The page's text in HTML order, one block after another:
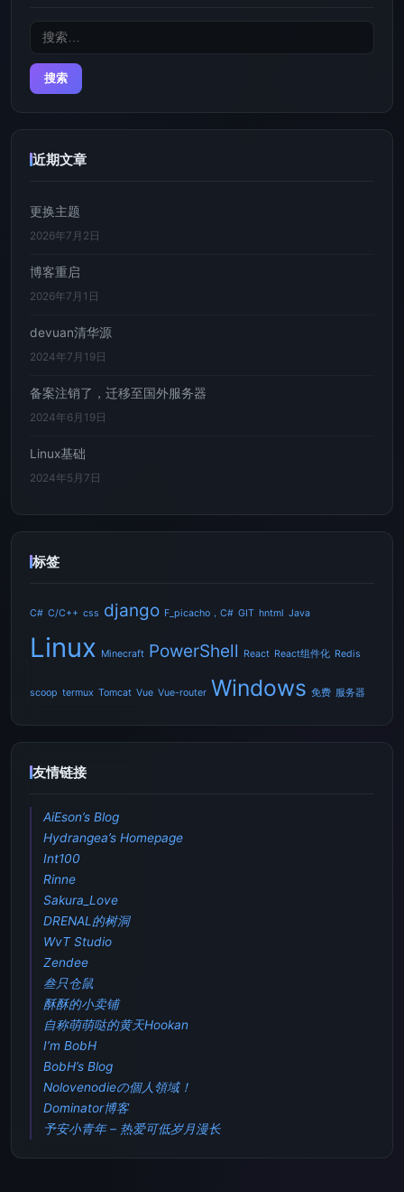
搜
近期文章
更换主题
2026年7月2日
博客重启
2026年7月1日
devuan清华源
2024年7月19日
备案注销了，迁移至国外服务器
2024年6月19日
Linux基础
2024年5月7日
标签
C# C/C++ css django F_picacho，C# GIT hntml Java
Linux Minecraft PowerShell React React组件化 Redis
scoop termux Tomcat Vue Vue-router Windows 免费 服务器
友情链接
AiEson’s Blog
Hydrangea’s Homepage
Int100
Rinne
Sakura_Love
DRENAL的树洞
WvT Studio
Zendee
叁只仓鼠
酥酥的小卖铺
自称萌萌哒的黄天Hookan
I’m BobH
BobH’s Blog
Nolovenodieの個人領域！
Dominator博客
予安小青年 – 热爱可低岁月漫长